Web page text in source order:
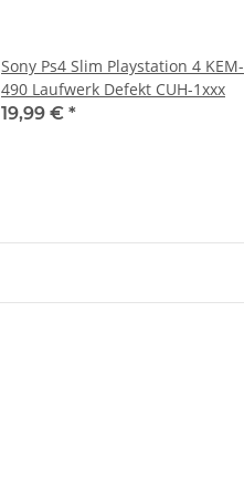
Sony Ps4 Slim Playstation 4 KEM-
490 Laufwerk Defekt CUH-1xxx
19,99 € *